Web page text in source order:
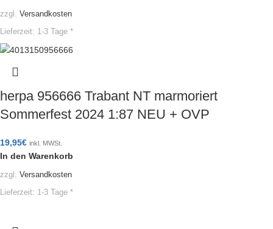
zzgl. Versandkosten
Lieferzeit: 1-3 Tage *
herpa 956666 Trabant NT marmoriert
Sommerfest 2024 1:87 NEU + OVP
19,95€ inkl. MWSt.
In den Warenkorb
zzgl. Versandkosten
Lieferzeit: 1-3 Tage *